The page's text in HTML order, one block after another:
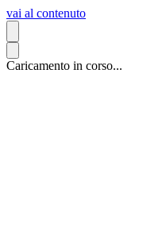
vai al contenuto
Caricamento in corso...